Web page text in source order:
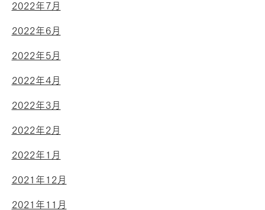
2022年7月
2022年6月
2022年5月
2022年4月
2022年3月
2022年2月
2022年1月
2021年12月
2021年11月